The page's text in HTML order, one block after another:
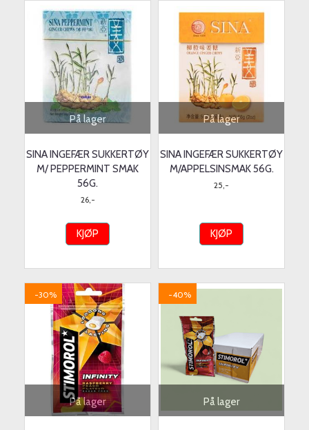
På lager
SINA INGEFÆR SUKKERTØY
M/ PEPPERMINT SMAK
56G.
26,-
KJØP
På lager
SINA INGEFÆR SUKKERTØY
M/APPELSINSMAK 56G.
25,-
KJØP
På lager
-30%
På lager
-40%